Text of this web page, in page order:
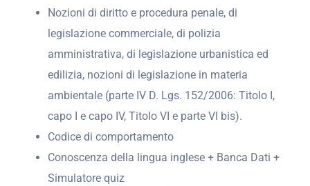
Nozioni di diritto e procedura penale, di
legislazione commerciale, di polizia
amministrativa, di legislazione urbanistica ed
edilizia, nozioni di legislazione in materia
ambientale (parte IV D. Lgs. 152/2006: Titolo I,
capo I e capo IV, Titolo VI e parte VI bis).
Codice di comportamento
Conoscenza della lingua inglese + Banca Dati +
Simulatore quiz